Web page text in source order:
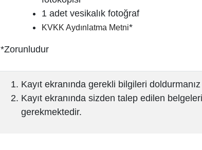
1 adet vesikalık fotoğraf
KVKK Aydınlatma Metni*
*Zorunludur
Kayıt ekranında gerekli bilgileri
Kayıt ekranında sizden talep edilen
gerekmektedir.